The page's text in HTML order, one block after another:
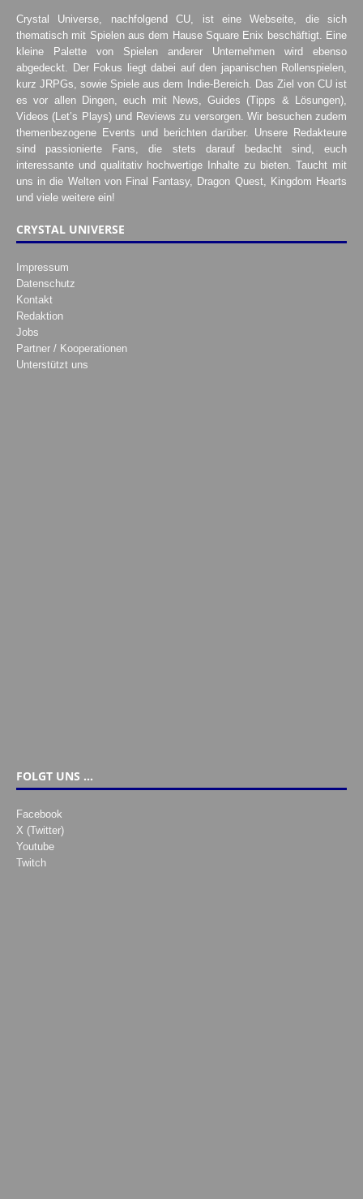
Crystal Universe, nachfolgend CU, ist eine Webseite, die sich
thematisch mit Spielen aus dem Hause Square Enix beschäftigt. Eine
kleine Palette von Spielen anderer Unternehmen wird ebenso
abgedeckt. Der Fokus liegt dabei auf den japanischen Rollenspielen,
kurz JRPGs, sowie Spiele aus dem Indie-Bereich. Das Ziel von CU ist
es vor allen Dingen, euch mit News, Guides (Tipps & Lösungen),
Videos (Let’s Plays) und Reviews zu versorgen. Wir besuchen zudem
themenbezogene Events und berichten darüber. Unsere Redakteure
sind passionierte Fans, die stets darauf bedacht sind, euch
interessante und qualitativ hochwertige Inhalte zu bieten. Taucht mit
uns in die Welten von Final Fantasy, Dragon Quest, Kingdom Hearts
und viele weitere ein!
CRYSTAL UNIVERSE
Impressum
Datenschutz
Kontakt
Redaktion
Jobs
Partner / Kooperationen
Unterstützt uns
FOLGT UNS …
Facebook
X (Twitter)
Youtube
Twitch